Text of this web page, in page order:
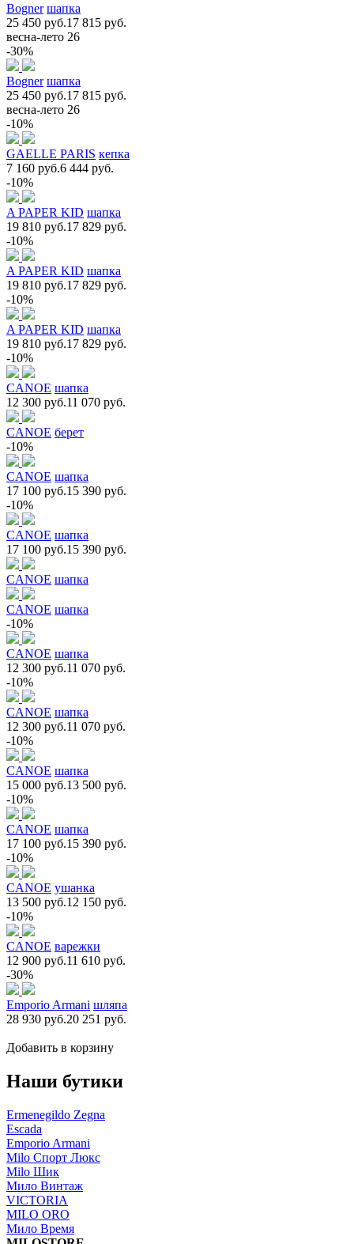
Bogner шапка
25 450 руб.17 815 руб.
весна-лето 26
-30%
Bogner шапка
25 450 руб.17 815 руб.
весна-лето 26
-10%
GAELLE PARIS кепка
7 160 руб.6 444 руб.
-10%
A PAPER KID шапка
19 810 руб.17 829 руб.
-10%
A PAPER KID шапка
19 810 руб.17 829 руб.
-10%
A PAPER KID шапка
19 810 руб.17 829 руб.
-10%
CANOE шапка
12 300 руб.11 070 руб.
CANOE берет
-10%
CANOE шапка
17 100 руб.15 390 руб.
-10%
CANOE шапка
17 100 руб.15 390 руб.
CANOE шапка
CANOE шапка
-10%
CANOE шапка
12 300 руб.11 070 руб.
-10%
CANOE шапка
12 300 руб.11 070 руб.
-10%
CANOE шапка
15 000 руб.13 500 руб.
-10%
CANOE шапка
17 100 руб.15 390 руб.
-10%
CANOE ушанка
13 500 руб.12 150 руб.
-10%
CANOE варежки
12 900 руб.11 610 руб.
-30%
Emporio Armani шляпа
28 930 руб.20 251 руб.
Добавить в корзину
Наши бутики
Ermenegildo Zegna
Escada
Emporio Armani
Milo Спорт Люкс
Milo Шик
Мило Винтаж
VICTORIA
MILO ORO
Мило Время